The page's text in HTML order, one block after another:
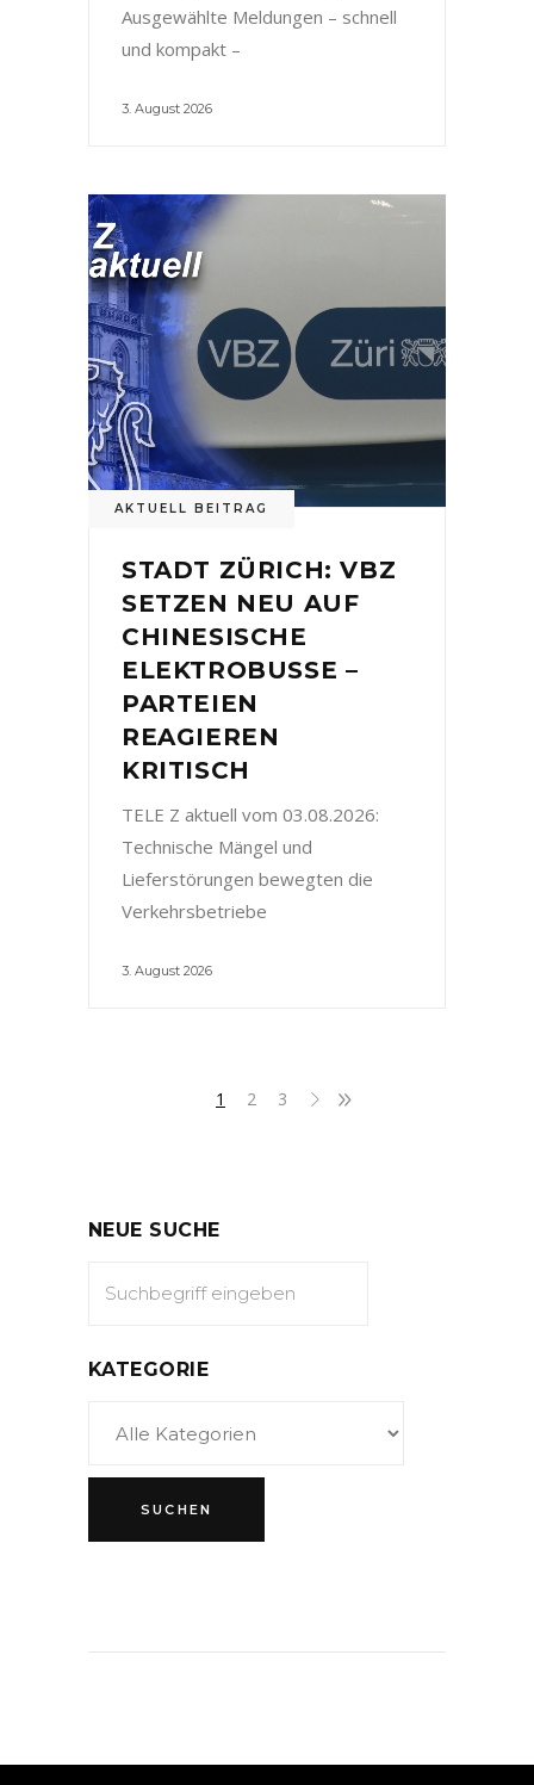
Ausgewählte Meldungen – schnell
und kompakt –
3. August 2026
AKTUELL BEITRAG
STADT ZÜRICH: VBZ
SETZEN NEU AUF
CHINESISCHE
ELEKTROBUSSE –
PARTEIEN
REAGIEREN
KRITISCH
TELE Z aktuell vom 03.08.2026:
Technische Mängel und
Lieferstörungen bewegten die
Verkehrsbetriebe
3. August 2026
1 2 3
NEUE SUCHE
KATEGORIE